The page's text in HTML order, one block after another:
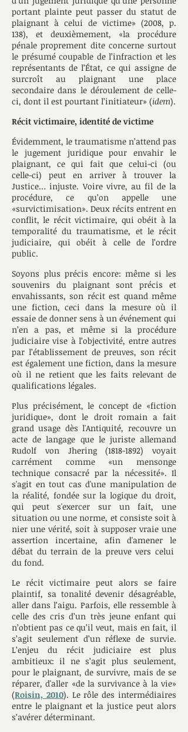
portant plainte peut passer du statut de
plaignant à celui de victime» (2008, p.
138), et deuxièmement, «la procédure
pénale proprement dite concerne surtout
le présumé coupable de l’infraction et les
représentants de l’État, ce qui assigne de
surcroît au plaignant une place
secondaire dans le déroulement de celle-
ci, dont il est pourtant l’initiateur» (idem).
Récit victimaire, identité de victime
Évidemment, le traumatisme n’attend pas
le jugement juridique pour envahir le
plaignant, ce qui fait que celui-ci (ou
celle-ci) peut en arriver à trouver la
Justice… injuste. Voire vivre, au fil de la
procédure, ce qu’on appelle une
«survictimisation». Deux récits entrent en
conflit, le récit victimaire, qui obéit à la
temporalité du traumatisme, et le récit
judiciaire, qui obéit à celle de l’ordre
public.
Soyons plus précis encore: même si les
souvenirs du plaignant sont précis et
envahissants, son récit est quand même
une fiction, ceci dans la mesure où il
essaie de donner sens à un événement qui
n’en a pas, et même si la procédure
judiciaire vise à l’objectivité, entre autres
par l’établissement de preuves, son récit
est également une fiction, dans la mesure
où il ne retient que les faits relevant de
qualifications légales.
Plus précisément, le concept de «fiction
juridique», dont le droit romain a fait
grand usage dès l'Antiquité, recouvre un
acte de langage que le juriste allemand
Rudolf von Jhering(1818-1892) voyait
carrément comme «un mensonge
technique consacré par la nécessité». Il
s'agit en tout cas d'une manipulation de
la réalité, fondée sur la logique du droit,
qui peut s'exercer sur un fait, une
situation ou une norme, et consiste soit à
nier une vérité, soit à supposer vraie une
assertion incertaine, afin d'amener le
débat du terrain de la preuve vers celui
du fond.
Le récit victimaire peut alors se faire
plaintif, sa tonalité devenir désagréable,
aller dans l’aigu. Parfois, elle ressemble à
celle des cris d’un très jeune enfant qui
n’obtient pas ce qu’il veut, mais en fait, il
s’agit seulement d’un réflexe de survie.
L’enjeu du récit judiciaire est plus
ambitieux: il ne s’agit plus seulement,
pour le plaignant, de survivre, mais de se
réparer, d'aller «de la survivance à la vie»
(Roisin, 2010). Le rôle des intermédiaires
entre le plaignant et la justice peut alors
s’avérer déterminant.